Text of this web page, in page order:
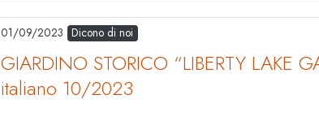
01/09/2023 Dicono di noi
GIARDINO STORICO “LIBERTY LAKE
italiano 10/2023